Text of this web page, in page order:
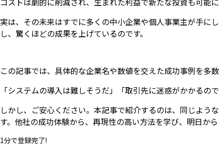
実は、その未来はすでに多くの中小企業や個人事業主が手に
し、驚くほどの成果を上げているのです。
この記事では、具体的な企業名や数値を交えた成功事例を多
「システムの導入は難しそうだ」「取引先に迷惑がかかる
しかし、ご安心ください。本記事で紹介するのは、同じよ
す。他社の成功体験から、再現性の高い方法を学び、明日か
1分で登録完了!